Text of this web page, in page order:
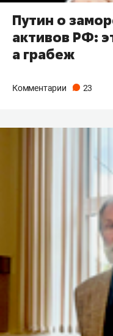
Путин о
активов РФ:
а грабеж
Комментарии 23